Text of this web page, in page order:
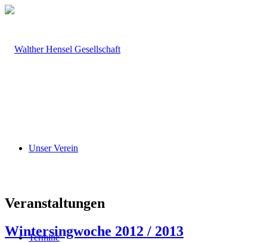
Unser Verein
Termine
Veranstaltungen
Wintersingwoche 2012 / 2013